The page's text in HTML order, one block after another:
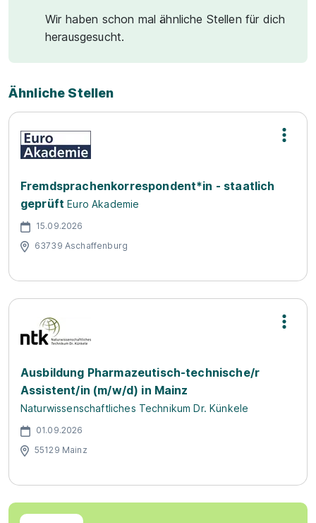
Wir haben schon mal ähnliche Stellen für dich
herausgesucht.
Ähnliche Stellen
Fremdsprachenkorrespondent*in - staatlich
geprüft Euro Akademie
15.09.2026
63739 Aschaffenburg
Ausbildung Pharmazeutisch-technische/r
Assistent/in (m/w/d) in Mainz
Naturwissenschaftliches Technikum Dr. Künkele
01.09.2026
55129 Mainz